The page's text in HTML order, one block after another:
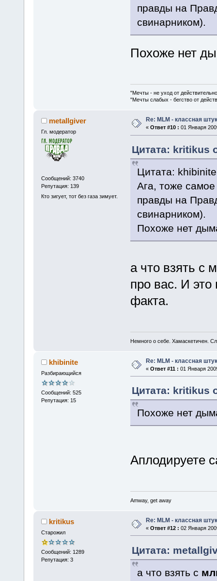
правды на
свинарником).
Похоже нет
"Мечты - не уход от
"Мечты слабых - бегство от
metallgiver
Гл. модератор
Сообщений: 3740
Репутация: 139
Кто зигует, тот без газа зимует.
Re: MLM - классная
« Ответ #10 : 01 Января
Цитата: kritikus
Цитата:
Ага, тоже самое
правды на
свинарником).
Похоже нет
а что взять с
про вас. И это
факта.
Немного о себе. Хамаскетичен.
khibinite
Разбирающийся
Сообщений: 525
Репутация: 15
Re: MLM - классная
« Ответ #11 : 01 Января
Цитата: kritikus
Похоже нет
Аплодируете
Amway, get away
kritikus
Старожил
Сообщений: 1289
Репутация: 3
Re: MLM - классная
« Ответ #12 : 02 Января
Цитата:
а что взять с